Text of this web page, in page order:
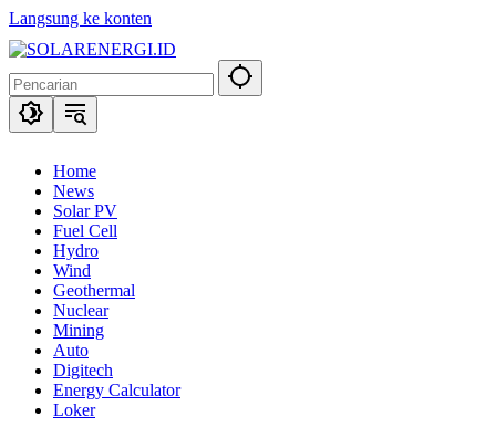
Langsung ke konten
Home
News
Solar PV
Fuel Cell
Hydro
Wind
Geothermal
Nuclear
Mining
Auto
Digitech
Energy Calculator
Loker